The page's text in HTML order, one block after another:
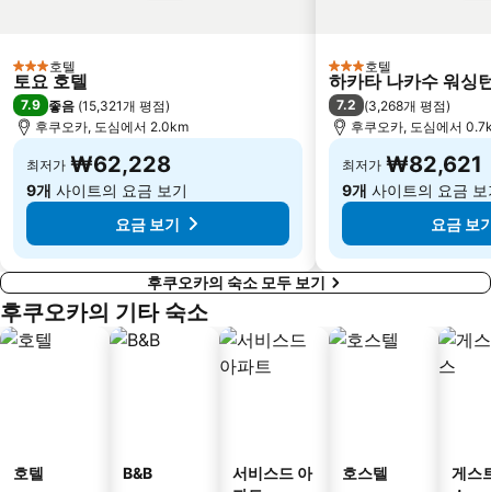
3 성급호텔
토요 호텔
7.9 좋음 (15,321개 평점)
후쿠오카, 도심에서 2.0km
최저가 ₩62,228
9개 사이트의 요금 보기
요금 보기
3 성급호텔
하카타 나카수 워싱
7.2 (3,268개 평점)
후쿠오카, 도심에서
최저가 ₩82,621
9개 사이트의 요금 보
요금 보
후쿠오카의 숙소 모두 보기
후쿠오카의 기타 숙소
호텔 B&B
서비스드 아
호스텔
게스